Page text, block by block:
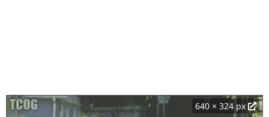
640 × 324 px